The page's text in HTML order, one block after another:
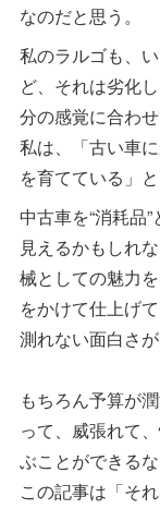
なのだと思う。
私のラルゴも、
ど、それは劣化
分の感覚に合わ
私は、「古い車
を育てている」
中古車を“消耗品
見えるかもしれ
械としての魅力
をかけて仕上げ
測れない面白さが
もちろん予算が
って、威張れて
ぶことができる
この記事は「そ